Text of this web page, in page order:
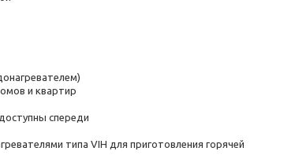
и квартир
спереди
типа VIH для приготовления горячей